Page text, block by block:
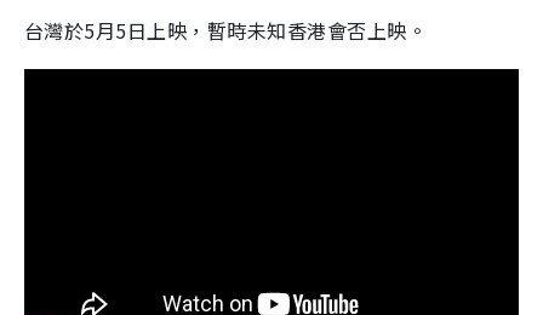
台灣於5月5日上映，暫時未知香港會否上映。